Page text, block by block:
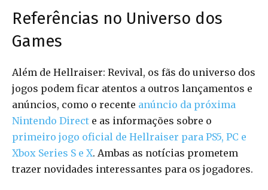
Referências no Universo dos
Games
Além de Hellraiser: Revival, os fãs do universo dos
jogos podem ficar atentos a outros lançamentos e
anúncios, como o recente anúncio da próxima
Nintendo Direct e as informações sobre o
primeiro jogo oficial de Hellraiser para PS5, PC e
Xbox Series S e X. Ambas as notícias prometem
trazer novidades interessantes para os jogadores.